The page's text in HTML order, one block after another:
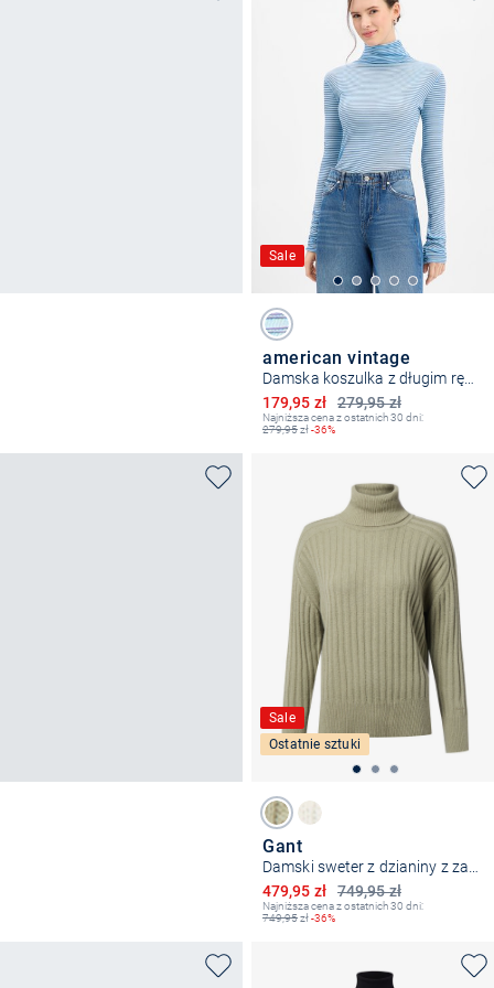
Sale
american vintage
Damska koszulka z długim rękawem
279,95 zł
Obniżona cena
179,95 zł
Najniższa cena z ostatnich 30 dni:
279,95zł-36%
Sale
Ostatnie sztuki
Gant
749,95 zł
Obniżona cena
479,95 zł
Najniższa cena z ostatnich 30 dni:
749,95zł-36%